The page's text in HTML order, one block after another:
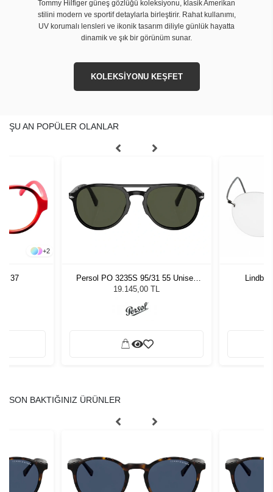
Tommy Hilfiger güneş gözlüğü koleksiyonu, klasik Amerikan
stilini modern ve sportif detaylarla birleştirir. Rahat kullanımı,
UV korumalı lensleri ve ikonik tasarım diliyle günlük hayatta
dinamik ve şık bir görünüm sunar.
KOLEKSİYONU KEŞFET
ŞU AN POPÜLER OLANLAR
+2
- 37
Persol PO 3235S 95/31 55 Unisex
Güneş Gözlüğü
19.145,00 TL
SON BAKTIĞINIZ ÜRÜNLER